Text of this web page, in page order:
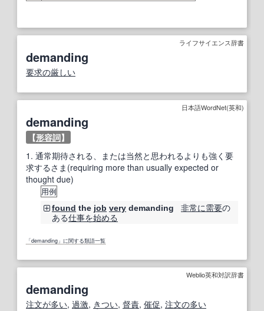
ライフサイエンス辞書
demanding
要求の厳しい
日本語WordNet(英和)
demanding
【形容詞】
1. 通常期待される、または当然と思われるよりも強く要
求するさま(requiring more than usually expected or
thought due)
用例
found the job very demanding 非常に需要の
ある仕事を始める
「demanding」に関する類語一覧
Weblio英和対訳辞書
demanding
注文が多い, 過激, きつい, 督責, 催促, 注文の多い